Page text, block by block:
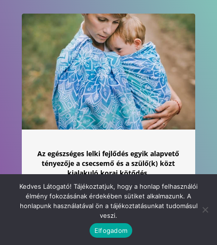
Az egészséges lelki fejlődés egyik alapvető
tényezője a csecsemő és a szülő(k) közt
kialakuló korai kötődés.
Csatlakozz hozzánk, ha
Te is hiszel abban, hogy a hordozás hozzásegít
a korai kötődés kialakulásához, mely egy egész
életen át tartó előny a babádnak.
Kedves Látogató! Tájékoztatjuk, hogy a honlap felhasználói
élmény fokozásának érdekében sütiket alkalmazunk. A
honlapunk használatával ön a tájékoztatásunkat tudomásul
veszi.
Elfogadom